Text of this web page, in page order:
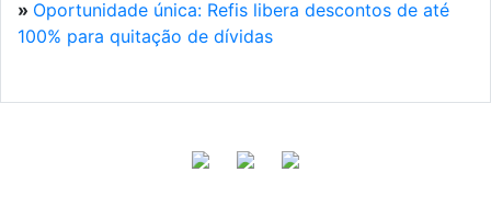
» Oportunidade única: Refis libera descontos de até
100% para quitação de dívidas